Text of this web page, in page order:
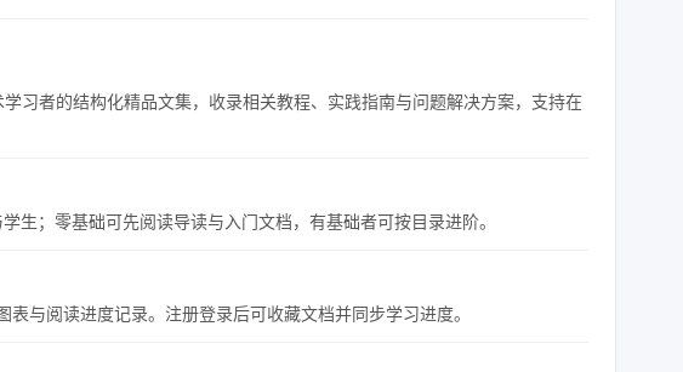
习者的结构化精品文集，收录相关教程、实践指南与问题解决方案，支持在
生；零基础可先阅读导读与入门文档，有基础者可按目录进阶。
与阅读进度记录。注册登录后可收藏文档并同步学习进度。